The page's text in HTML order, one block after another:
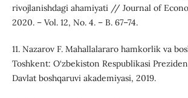
rivojlanishdagi ahamiyati // Journal of
2020. – Vol. 12, No. 4. – B. 67–74.
11. Nazarov F. Mahallalararo hamkorlik va
Toshkent: O‘zbekiston Respublikasi
Davlat boshqaruvi akademiyasi, 2019.